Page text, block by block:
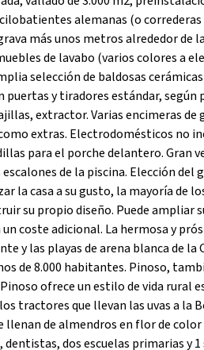
alemanas (o
más unos metros alrededor de
de lavabo (varios colores a
selección de baldosas
puertas y tiradores estándar,
extractor. Varias encimeras
extras. Electrodomésticos no
para el porche delantero. Gran
de la piscina. Elección
la casa a su gusto, la mayoría de
su propio diseño. Puede ampliar
coste adicional. La hermosa y
y las playas de arena blanca de
de 8.000 habitantes. Pinoso,
ofrece un estilo de vida
tractores que llevan las uvas a la
llenan de almendros en flor de
dentistas, dos escuelas primarias